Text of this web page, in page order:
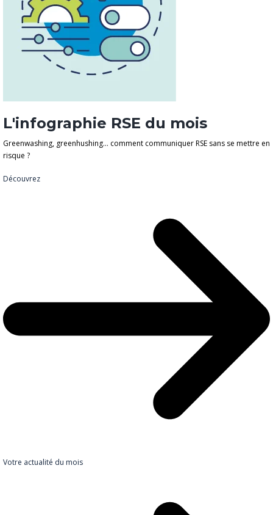
L'infographie RSE du mois
Greenwashing, greenhushing… comment communiquer RSE sans se mettre en
risque ?
Découvrez
Votre actualité du mois